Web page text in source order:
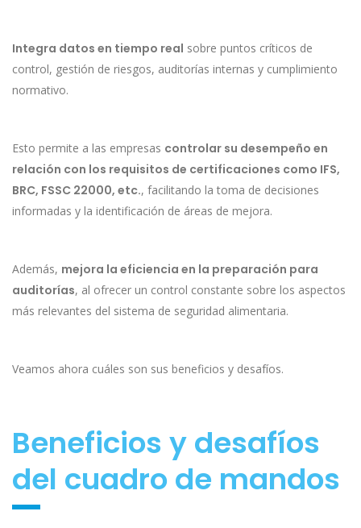
Integra datos en tiempo real sobre puntos críticos de
control, gestión de riesgos, auditorías internas y cumplimiento
normativo.
Esto permite a las empresas controlar su desempeño en
relación con los requisitos de certificaciones como IFS,
BRC, FSSC 22000, etc., facilitando la toma de decisiones
informadas y la identificación de áreas de mejora.
Además, mejora la eficiencia en la preparación para
auditorías, al ofrecer un control constante sobre los aspectos
más relevantes del sistema de seguridad alimentaria.
Veamos ahora cuáles son sus beneficios y desafíos.
Beneficios y desafíos
del cuadro de mandos